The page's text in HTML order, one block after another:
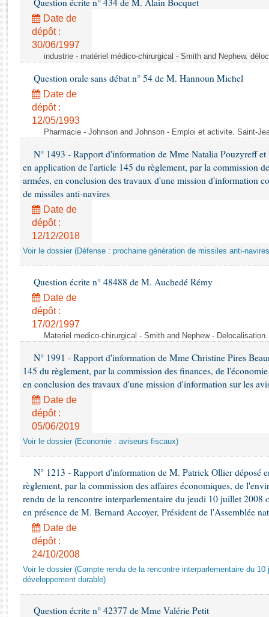
Rapports d'enquête
Rapports législatifs
Rapports sur l'application des lois
Baromètre de l’application des lois
Dossiers législatifs
Budget et sécurité sociale
Questions écrites et orales
Comptes rendus des débats
Question écrite n° 434 de M. Alain Bocquet
Date de
dépôt :
30/06/1997
industrie - matériel médico-chirurgical - Smith and Nephew.
Question orale sans débat n° 54 de M. Hannoun Michel
Date de
dépôt :
12/05/1993
Pharmacie - Johnson and Johnson - Emploi et activite. Saint-
N° 1493 - Rapport d'information de Mme Natalia Pouzyreff
en application de l'article 145 du règlement, par la commission
armées, en conclusion des travaux d'une mission d'information
de missiles anti-navires
Date de
dépôt :
12/12/2018
Voir le dossier (Défense : prochaine génération de missiles anti-
Question écrite n° 48488 de M. Auchedé Rémy
Date de
dépôt :
17/02/1997
Materiel medico-chirurgical - Smith and Nephew -
N° 1991 - Rapport d'information de Mme Christine Pires
145 du règlement, par la commission des finances, de
en conclusion des travaux d'une mission d'information sur les
Date de
dépôt :
05/06/2019
Voir le dossier (Economie : aviseurs fiscaux)
N° 1213 - Rapport d'information de M. Patrick Ollier déposé
règlement, par la commission des affaires économiques, de
rendu de la rencontre interparlementaire du jeudi 10 juillet 2008
en présence de M. Bernard Accoyer, Président de l'Assemblée
Date de
dépôt :
24/10/2008
Voir le dossier (Compte rendu de la rencontre interparlementaire du
développement durable)
Question écrite n° 42377 de Mme Valérie Petit